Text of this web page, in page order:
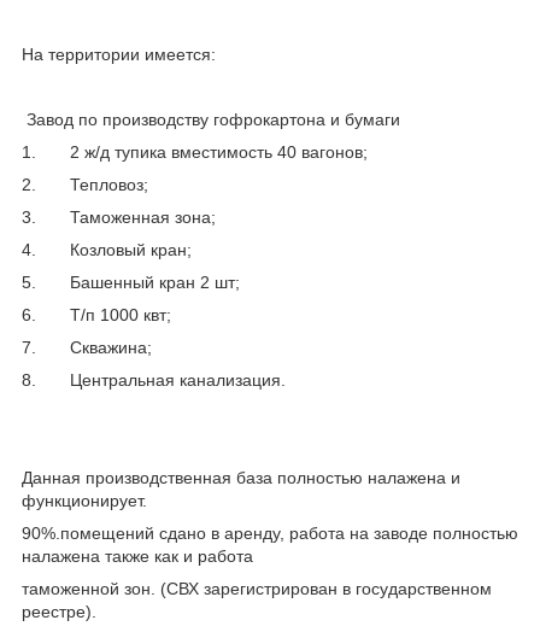
На территории имеется:
Завод по производству гофрокартона и бумаги
1. 2 ж/д тупика вместимость 40 вагонов;
2. Тепловоз;
3. Таможенная зона;
4. Козловый кран;
5. Башенный кран 2 шт;
6. Т/п 1000 квт;
7. Скважина;
8. Центральная канализация.
Данная производственная база полностью налажена и
функционирует.
90%.помещений сдано в аренду, работа на заводе полностью
налажена также как и работа
таможенной зон. (СВХ зарегистрирован в государственном
реестре).